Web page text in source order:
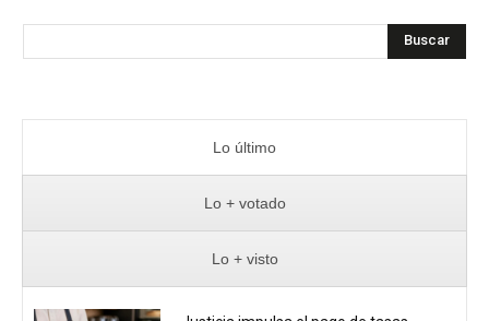
Buscar
Lo último
Lo + votado
Lo + visto